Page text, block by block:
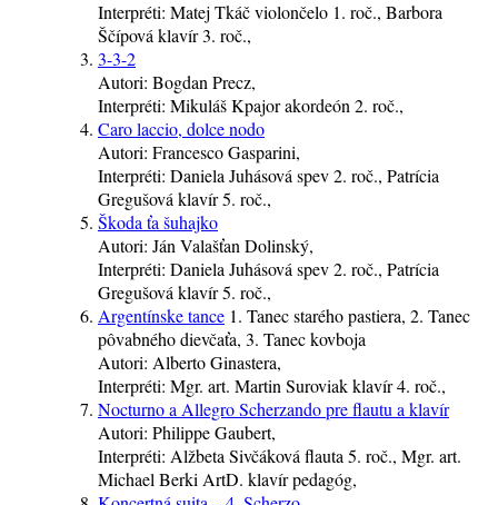
Interpréti: Matej Tkáčviolončelo 1. roč., Barbora
Ščípová klavír3. roč.,
3-3-2
Autori: Bogdan Precz,
Interpréti: Mikuláš Kpajorakordeón 2. roč.,
Caro laccio, dolce nodo
Autori: Francesco Gasparini,
Interpréti: Daniela Juhásová spev2. roč., Patrícia
Gregušová klavír5. roč.,
Škoda ťa šuhajko
Autori: Ján Valašťan Dolinský,
Interpréti: Daniela Juhásová spev2. roč., Patrícia
Gregušová klavír5. roč.,
Argentínske tance 1. Tanec starého pastiera, 2. Tanec
pôvabného dievčaťa, 3. Tanec kovboja
Autori: Alberto Ginastera,
Interpréti: Mgr. art. Martin Suroviakklavír4. roč.,
Nocturno a Allegro Scherzando pre flautu a klavír
Autori: Philippe Gaubert,
Interpréti: Alžbeta Sivčáková flauta 5. roč., Mgr. art.
Michael Berki ArtD. klavírpedagóg,